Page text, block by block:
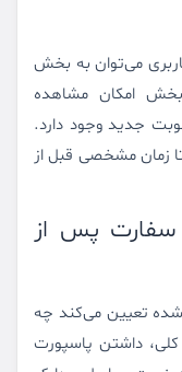
می‌توان به بخش
امکان مشاهده
جدید وجود دارد.
زمان مشخصی قبل از
سفارت پس از
تعیین می‌کند چه
کلی، داشتن پاسپورت